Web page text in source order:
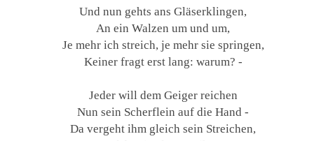
Und nun gehts ans Gläserklingen,
An ein Walzen um und um,
Je mehr ich streich, je mehr sie springen,
Keiner fragt erst lang: warum? -
Jeder will dem Geiger reichen
Nun sein Scherflein auf die Hand -
Da vergeht ihm gleich sein Streichen,